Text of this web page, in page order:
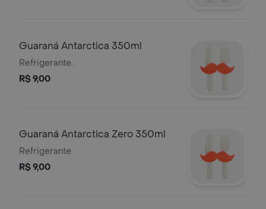
Guaraná Antarctica 350ml
Refrigerante.
R$ 9,00
Guaraná Antarctica Zero 350ml
Refrigerante.
R$ 9,00